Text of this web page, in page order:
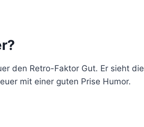
den Retro-Faktor Gut. Er sieht die
mit einer guten Prise Humor.